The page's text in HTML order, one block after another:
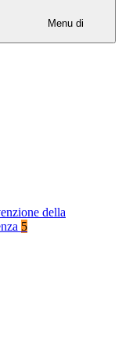
Menu di
della
5